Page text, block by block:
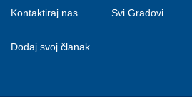
Kontaktiraj nas
Dodaj svoj članak
Svi Gradovi